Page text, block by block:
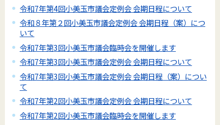
令和7年第4回小美玉市議会定例会 会期日程について
令和８年第２回小美玉市議会定例会 会期日程（案）につ
いて
令和7年第3回小美玉市議会臨時会を開催します
令和7年第3回小美玉市議会定例会 会期日程について
令和7年第3回小美玉市議会定例会 会期日程（案）につい
て
令和7年第2回小美玉市議会定例会 会期日程について
令和7年第2回小美玉市議会臨時会を開催します